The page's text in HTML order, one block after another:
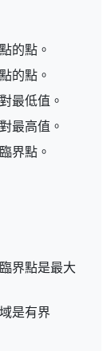
的點。
的點。
最低值。
最高值。
界點。
界點是最大
是有界